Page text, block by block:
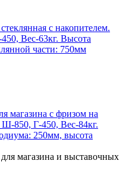
с накопителем.
Вес-63кг. Высота
части: 750мм
магазина с фризом на
850, Г-450, Вес-84кг.
250мм, высота
магазина и выставочных